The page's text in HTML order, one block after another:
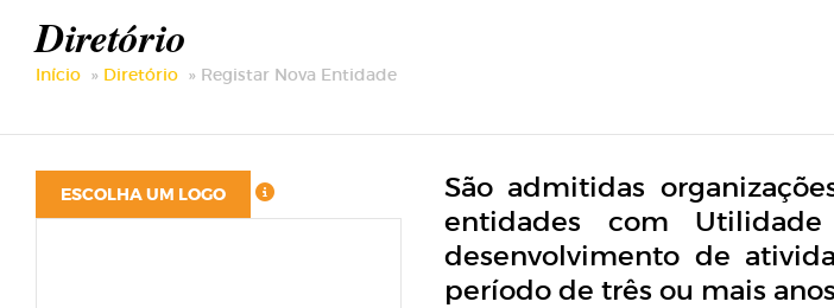
Diretório
Início Diretório Registar Nova Entidade
ESCOLHA UM LOGO
São admitidas
entidades com
desenvolvimento de
período de três ou mais